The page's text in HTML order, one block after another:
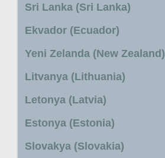
Sri Lanka (Sri Lanka)
Ekvador (Ecuador)
Yeni Zelanda (New Zealand)
Litvanya (Lithuania)
Letonya (Latvia)
Estonya (Estonia)
Slovakya (Slovakia)